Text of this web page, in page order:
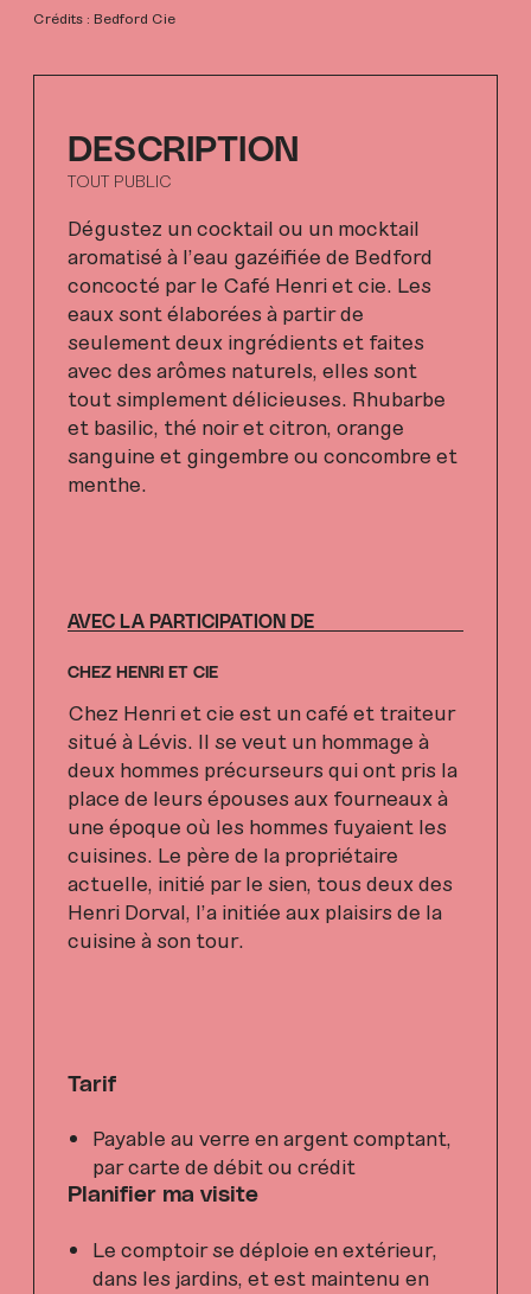
Crédits : Bedford Cie
DESCRIPTION
TOUT PUBLIC
Dégustez un cocktail ou un mocktail
aromatisé à l’eau gazéifiée de Bedford
concocté par le Café Henri et cie. Les
eaux sont élaborées à partir de
seulement deux ingrédients et faites
avec des arômes naturels, elles sont
tout simplement délicieuses. Rhubarbe
et basilic, thé noir et citron, orange
sanguine et gingembre ou concombre et
menthe.
AVEC LA PARTICIPATION DE
CHEZ HENRI ET CIE
Chez Henri et cie est un café et traiteur
situé à Lévis. Il se veut un hommage à
deux hommes précurseurs qui ont pris la
place de leurs épouses aux fourneaux à
une époque où les hommes fuyaient les
cuisines. Le père de la propriétaire
actuelle, initié par le sien, tous deux des
Henri Dorval, l’a initiée aux plaisirs de la
cuisine à son tour.
Tarif
Payable au verre en argent comptant,
par carte de débit ou crédit
Planifier ma visite
Le comptoir se déploie en extérieur,
dans les jardins, et est maintenu en